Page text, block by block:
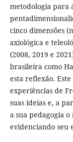
metodologia para
cinco dimensões
axiológica e
(2008, 2019 e
brasileira como
esta reflexão.
experiências de
suas ideias e, a
a sua pedagogia
evidenciando seu